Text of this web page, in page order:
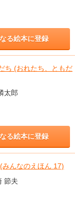
る絵本に登録
ち (おれたち、ともだ
太郎
る絵本に登録
みんなのえほん 17)
節夫